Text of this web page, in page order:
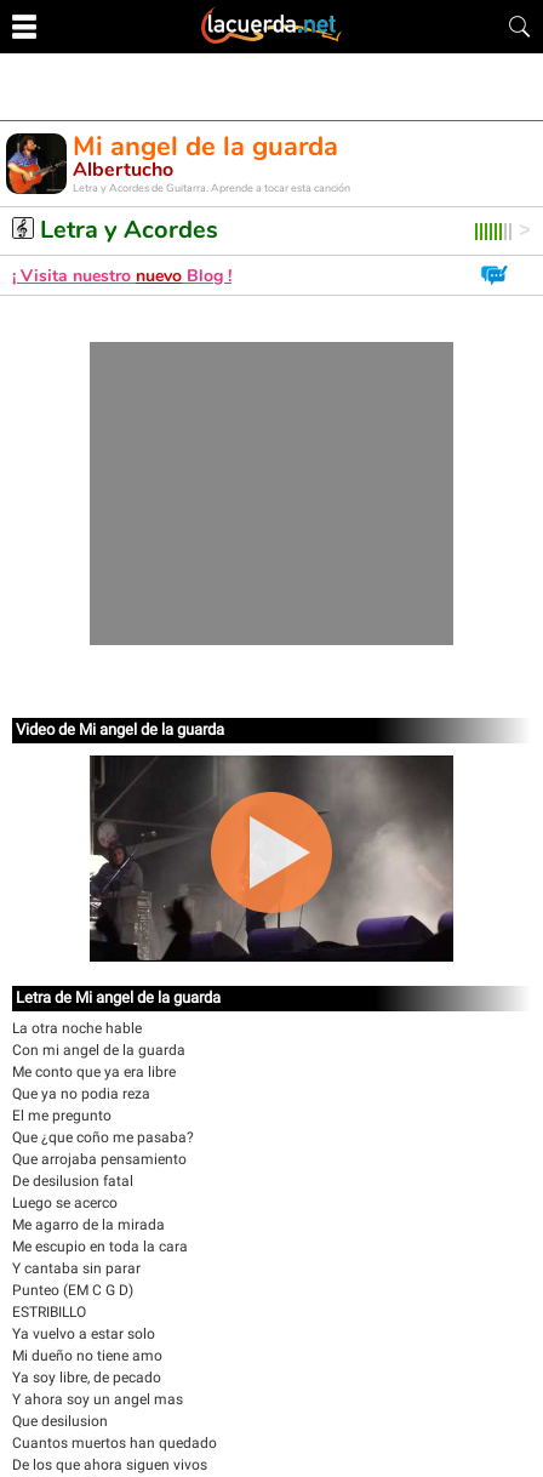
Mi angel de la guarda
Albertucho
Letra y Acordes de Guitarra. Aprende a tocar esta canción
Letra y Acordes
¡ Visita nuestro nuevo Blog !
Video de Mi angel de la guarda
Letra de Mi angel de la guarda
La otra noche hable
Con mi angel de la guarda
Me conto que ya era libre
Que ya no podia reza
El me pregunto
Que ¿que coño me pasaba?
Que arrojaba pensamiento
De desilusion fatal
Luego se acerco
Me agarro de la mirada
Me escupio en toda la cara
Y cantaba sin parar
Punteo (EM C G D)
ESTRIBILLO
Ya vuelvo a estar solo
Mi dueño no tiene amo
Ya soy libre, de pecado
Y ahora soy un angel mas
Que desilusion
Cuantos muertos han quedado
De los que ahora siguen vivos